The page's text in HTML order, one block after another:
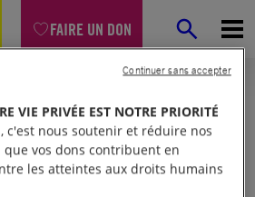
FAIRE UN DON
VIE PRIVÉE EST NOTRE PRIORITÉ
c'est nous soutenir et réduire nos
vos dons contribuent en
les atteintes aux droits humains
Continuer sans accepter